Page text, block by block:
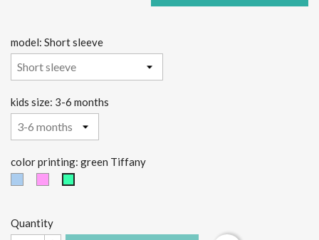
model: Short sleeve
kids size: 3-6 months
color printing: green Tiffany
Quantity